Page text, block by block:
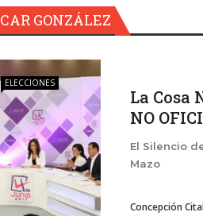
GONZÁLEZ
ELECCIONES
La Cosa
NO
El Silencio
Mazo
Concepción